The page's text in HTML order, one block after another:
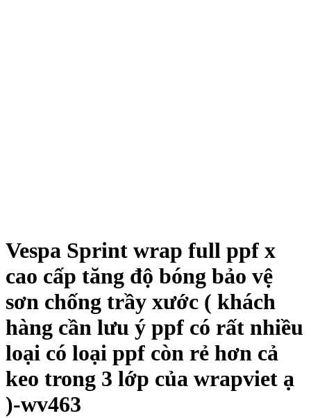
Vespa Sprint wrap full ppf x
cao cấp tăng độ bóng bảo vệ
sơn chống trầy xước ( khách
hàng cần lưu ý ppf có rất nhiều
loại có loại ppf còn rẻ hơn cả
keo trong 3 lớp của wrapviet ạ
)-wv463